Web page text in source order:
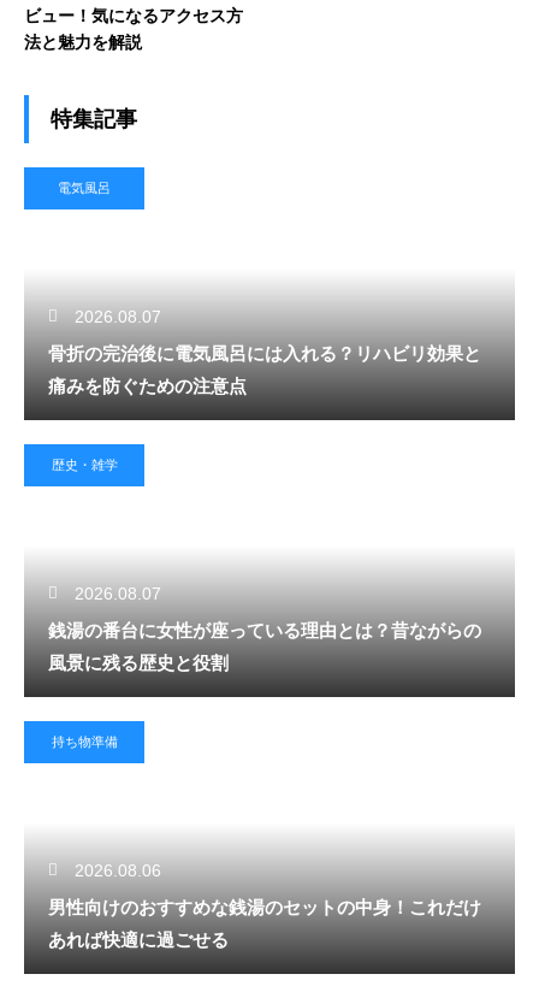
ビュー！気になるアクセス方
法と魅力を解説
特集記事
電気風呂
2026.08.07
骨折の完治後に電気風呂には入れる？リハビリ効果と
痛みを防ぐための注意点
歴史・雑学
2026.08.07
銭湯の番台に女性が座っている理由とは？昔ながらの
風景に残る歴史と役割
持ち物準備
2026.08.06
男性向けのおすすめな銭湯のセットの中身！これだけ
あれば快適に過ごせる